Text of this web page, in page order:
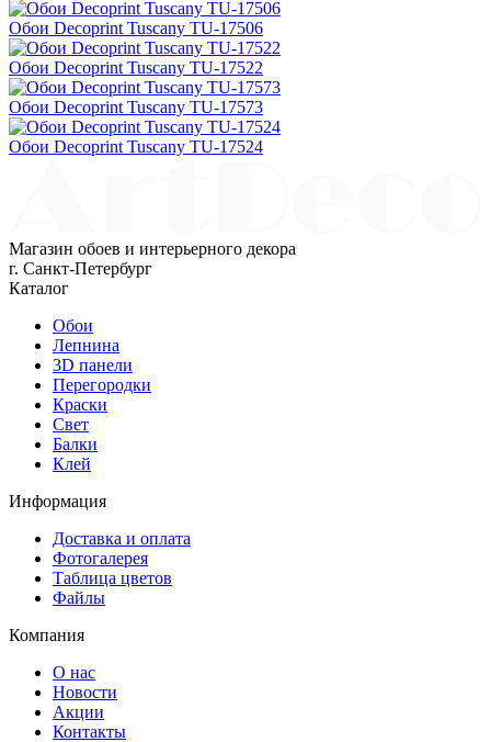
Обои Decoprint Tuscany TU-17506
Обои Decoprint Tuscany TU-17522
Обои Decoprint Tuscany TU-17573
Обои Decoprint Tuscany TU-17524
Магазин обоев и интерьерного декора
г. Санкт-Петербург
Каталог
Обои
Лепнина
3D панели
Перегородки
Краски
Свет
Балки
Клей
Информация
Доставка и оплата
Фотогалерея
Таблица цветов
Файлы
Компания
О нас
Новости
Акции
Контакты